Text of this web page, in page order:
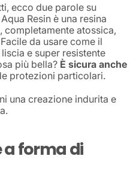
ecco due parole su
Aqua Resin è una resina
completamente atossica,
da usare come il
e super resistente
più bella? È sicura anche
protezioni particolari.
una creazione indurita e
a forma di